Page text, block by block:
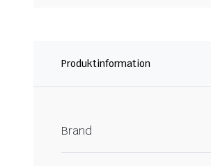
Produktinformation
Brand